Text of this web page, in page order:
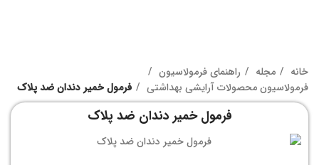
خانه مجله
راهنمای فرمولاسیون
فرمولاسیون محصولات آرایشی بهداشتی
فرمول خمیر دندان ضد پلاک
فرمول خمیر دندان ضد پلاک